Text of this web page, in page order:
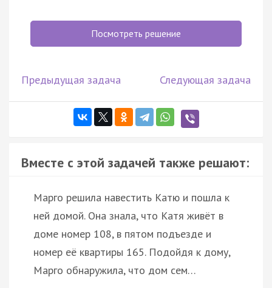
Посмотреть решение
Предыдущая задача Следующая задача
Вместе с этой задачей также решают:
Марго решила навестить Катю и пошла к
ней домой. Она знала, что Катя живёт в
доме номер 108, в пятом подъезде и
номер её квартиры 165. Подойдя к дому,
Марго обнаружила, что дом сем…